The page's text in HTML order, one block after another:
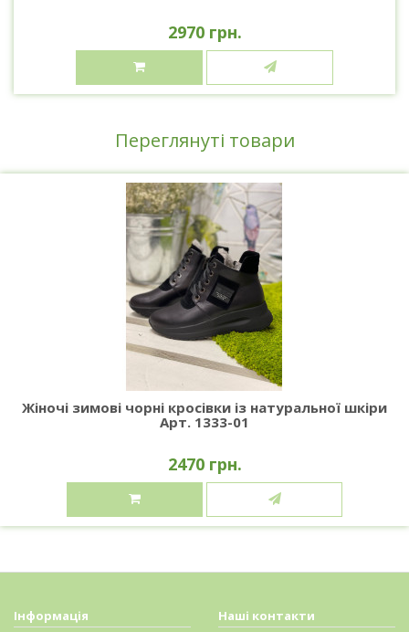
2970 грн.
Переглянуті товари
Жіночі зимові чорні кросівки із натуральної шкіри
Арт. 1333-01
2470 грн.
Інформація Наші контакти